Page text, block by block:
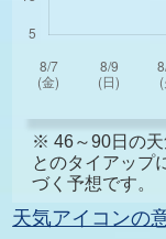
※ 46～90日の天
とのタイアップ
づく予想です。
天気アイコンの